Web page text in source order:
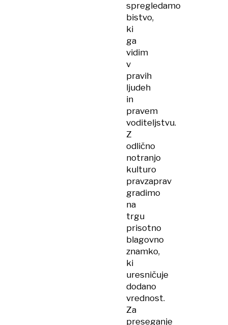
spregledamo
bistvo,
ki
ga
vidim
v
pravih
ljudeh
in
pravem
voditeljstvu.
Z
odlično
notranjo
kulturo
pravzaprav
gradimo
na
trgu
prisotno
blagovno
znamko,
ki
uresničuje
dodano
vrednost.
Za
preseganje